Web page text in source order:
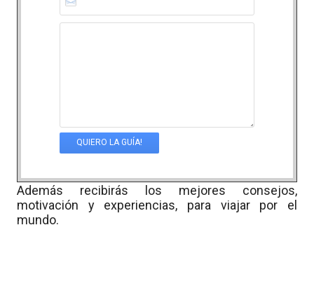
Además recibirás los mejores consejos,
motivación y experiencias, para viajar por el
mundo.